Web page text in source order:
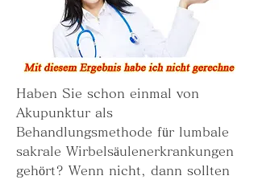
Haben Sie schon einmal von
Akupunktur als
Behandlungsmethode für lumbale
sakrale Wirbelsäulenerkrankungen
gehört? Wenn nicht, dann sollten